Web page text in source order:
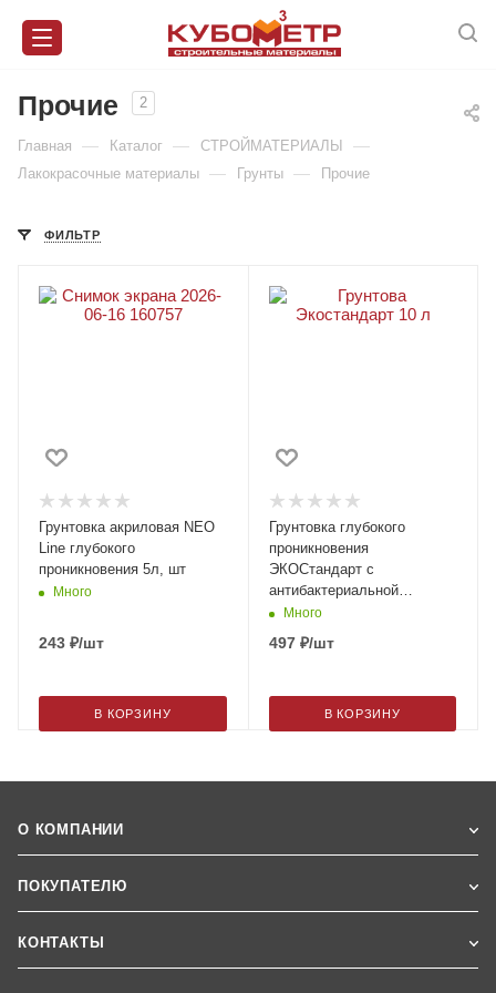
Прочие 2
Главная — Каталог — СТРОЙМАТЕРИАЛЫ —
Лакокрасочные материалы — Грунты — Прочие
ФИЛЬТР
Грунтовка акриловая NEO
Line глубокого
проникновения 5л, шт
Много
243 ₽/шт
В КОРЗИНУ
Грунтовка глубокого
проникновения
ЭКОСтандарт с
антибактериальной
защитой 10л Эконом
Много
497₽/шт
В КОРЗИНУ
О КОМПАНИИ
ПОКУПАТЕЛЮ
КОНТАКТЫ